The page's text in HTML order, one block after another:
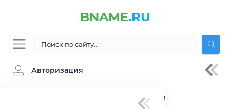
BNAME.RU
Авторизация
» Процессор AMD A4 PRO-7300B -